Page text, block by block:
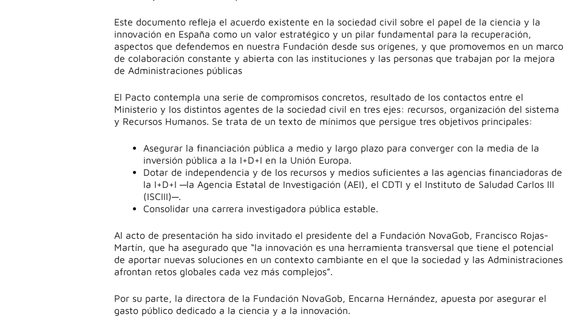
Este documento refleja el acuerdo existente en la sociedad civil sobre el papel de la ciencia y la
innovación en España como un valor estratégico y un pilar fundamental para la recuperación,
aspectos que defendemos en nuestra Fundación desde sus orígenes, y que promovemos en un marco
de colaboración constante y abierta con las instituciones y las personas que trabajan por la mejora
de Administraciones públicas
El Pacto contempla una serie de compromisos concretos, resultado de los contactos entre el
Ministerio y los distintos agentes de la sociedad civil en tres ejes: recursos, organización del sistema
y Recursos Humanos. Se trata de un texto de mínimos que persigue tres objetivos principales:
Asegurar la financiación pública a medio y largo plazo para converger con la media de la
inversión pública a la I+D+I en la Unión Europa.
Dotar de independencia y de los recursos y medios suficientes a las agencias financiadoras de
la I+D+I ─la Agencia Estatal de Investigación (AEI), el CDTI y el Instituto de Saludad Carlos III
(ISCIII)─.
Consolidar una carrera investigadora pública estable.
Al acto de presentación ha sido invitado el presidente del a Fundación NovaGob, Francisco Rojas-
Martín, que ha asegurado que “la innovación es una herramienta transversal que tiene el potencial
de aportar nuevas soluciones en un contexto cambiante en el que la sociedad y las Administraciones
afrontan retos globales cada vez más complejos”.
Por su parte, la directora de la Fundación NovaGob, Encarna Hernández, apuesta por asegurar el
gasto público dedicado a la ciencia y a la innovación.